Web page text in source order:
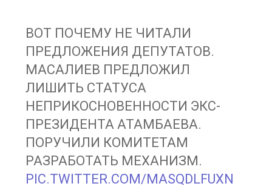
ВОТ ПОЧЕМУ НЕ ЧИТАЛИ
ПРЕДЛОЖЕНИЯ ДЕПУТАТОВ.
МАСАЛИЕВ ПРЕДЛОЖИЛ
ЛИШИТЬ СТАТУСА
НЕПРИКОСНОВЕННОСТИ ЭКС-
ПРЕЗИДЕНТА АТАМБАЕВА.
ПОРУЧИЛИ КОМИТЕТАМ
РАЗРАБОТАТЬ МЕХАНИЗМ.
PIC.TWITTER.COM/MASQDLFUXN